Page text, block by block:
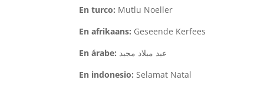
En turco: Mutlu Noeller
En afrikaans: Geseende Kerfees
En árabe: عيد ميلاد مجيد
En indonesio: Selamat Natal